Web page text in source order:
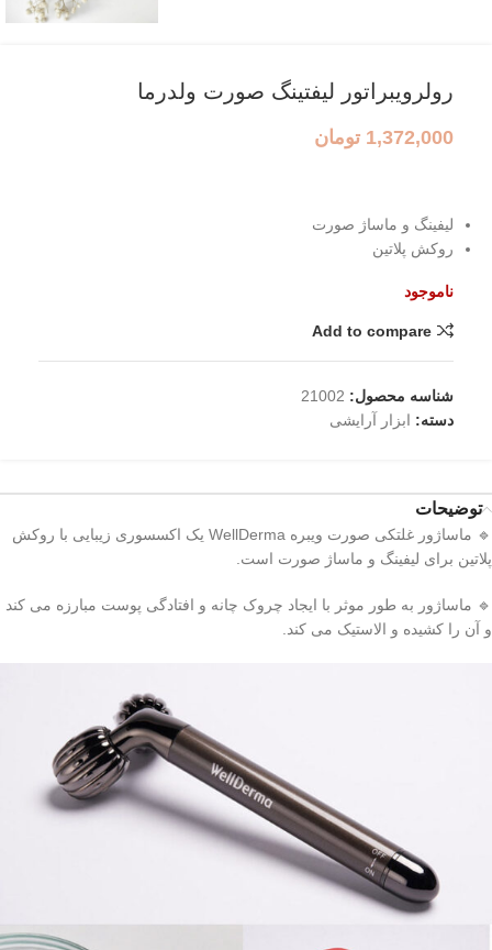
رولرویبراتور لیفتینگ صورت ولدرما
1,372,000 تومان
لیفینگ و ماساژ صورت
روکش پلاتین
ناموجود
Add to compare
شناسه محصول: 21002
دسته: ابزار آرایشی
توضیحات
🔹 ماساژور غلتکی صورت ویبره WellDerma یک اکسسوری زیبایی با روکش
پلاتین برای لیفینگ و ماساژ صورت است.
🔹 ماساژور به طور موثر با ایجاد چروک چانه و افتادگی پوست مبارزه می کند
و آن را کشیده و الاستیک می کند.